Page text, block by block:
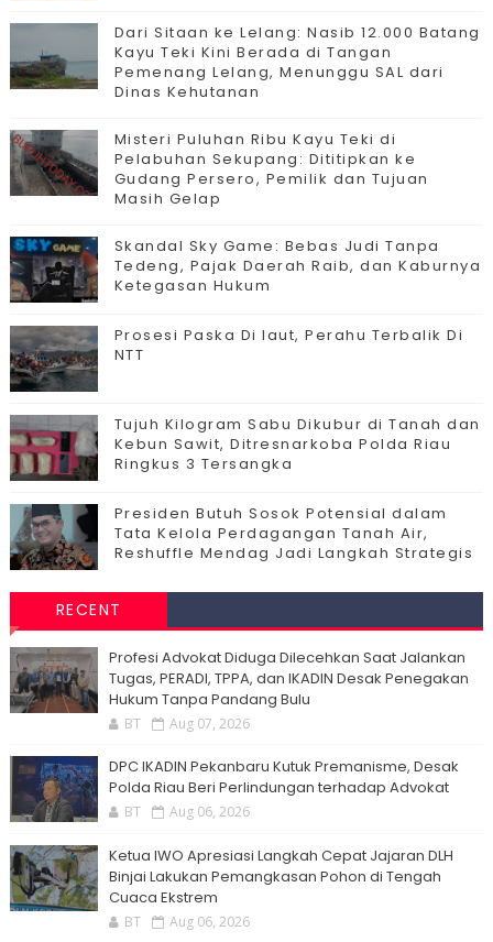
Dari Sitaan ke Lelang: Nasib 12.000 Batang
Kayu Teki Kini Berada di Tangan
Pemenang Lelang, Menunggu SAL dari
Dinas Kehutanan
Misteri Puluhan Ribu Kayu Teki di
Pelabuhan Sekupang: Dititipkan ke
Gudang Persero, Pemilik dan Tujuan
Masih Gelap
Skandal Sky Game: Bebas Judi Tanpa
Tedeng, Pajak Daerah Raib, dan Kaburnya
Ketegasan Hukum
Prosesi Paska Di laut, Perahu Terbalik Di
NTT
Tujuh Kilogram Sabu Dikubur di Tanah dan
Kebun Sawit, Ditresnarkoba Polda Riau
Ringkus 3 Tersangka
Presiden Butuh Sosok Potensial dalam
Tata Kelola Perdagangan Tanah Air,
Reshuffle Mendag Jadi Langkah Strategis
RECENT
Profesi Advokat Diduga Dilecehkan Saat Jalankan
Tugas, PERADI, TPPA, dan IKADIN Desak Penegakan
Hukum Tanpa Pandang Bulu
BT Aug 07, 2026
DPC IKADIN Pekanbaru Kutuk Premanisme, Desak
Polda Riau Beri Perlindungan terhadap Advokat
BT Aug 06, 2026
Ketua IWO Apresiasi Langkah Cepat Jajaran DLH
Binjai Lakukan Pemangkasan Pohon di Tengah
Cuaca Ekstrem
BT Aug 06, 2026